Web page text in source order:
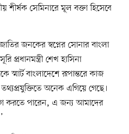
শীর্ষক সেমিনারে মূল বক্তা হিসেবে
জনকের স্বপ্নের সোনার বাংলা
প্রধানমন্ত্রী শেখ হাসিনা
স্মার্ট বাংলাদেশে রূপান্তরে কাজ
অনেক এগিয়ে গেছে।
করতে পারেন, এ জন্য আমাদের